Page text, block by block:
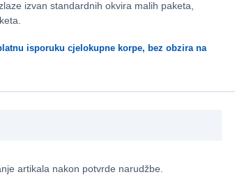
izvan standardnih okvira malih paketa,
isporuku cjelokupne korpe, bez obzira na
artikala nakon potvrde narudžbe.